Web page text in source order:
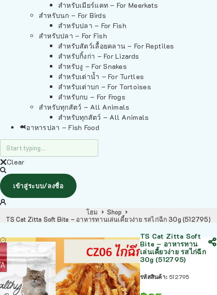
สำหรับเมียร์แคท – For Meerkats
สำหรับนก – For Birds
สำหรับปลา – For Fish
สำหรับปลา – For Fish
สำหรับสัตว์เลื้อยคลาน – For Reptiles
สำหรับกิ้งก่า – For Lizards
สำหรับงู – For Snakes
สำหรับเต่าน้ำ – For Turtles
สำหรับเต่าบก – For Tortoises
สำหรับกบ – For Frogs
สำหรับทุกสัตว์ – All Animals
สำหรับทุกสัตว์ – All Animals
อาหารปลา – Fish Food
Clear
เข้าสู่ระบบ/ลงชื่อ
โฮม
Shop
TS Cat Zitta Soft Bite – อาหารทานเล่นเคี้ยวง่าย รสไก่ฉีก 30g (512795)
TS Cat Zitta Soft
Bite – อาหารทาน
เล่นเคี้ยวง่าย รสไก่ฉีก
30g (512795)
รหัสสินค้า: 512795